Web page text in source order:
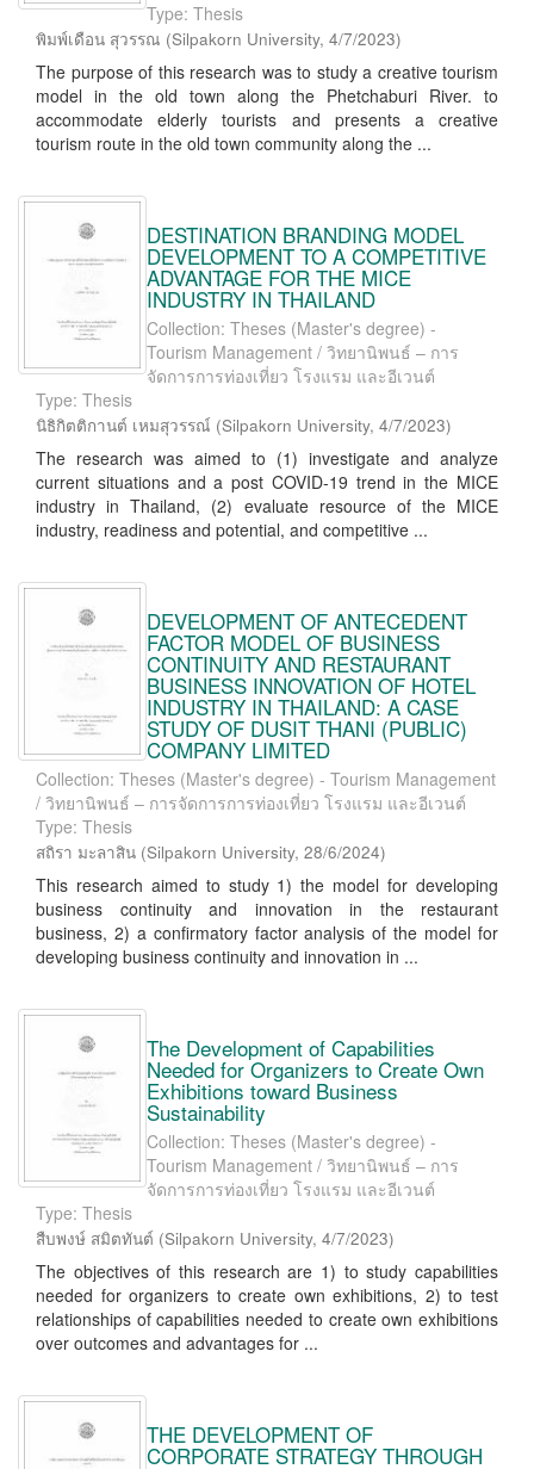
Type: Thesis
พิมพ์เดือน สุวรรณ (Silpakorn University, 4/7/2023)
The purpose of this research was to study a creative tourism
model in the old town along the Phetchaburi River. to
accommodate elderly tourists and presents a creative
tourism route in the old town community along the ...
DESTINATION BRANDING MODEL
DEVELOPMENT TO A COMPETITIVE
ADVANTAGE FOR THE MICE
INDUSTRY IN THAILAND
Collection: Theses (Master's degree) -
Tourism Management / วิทยานิพนธ์ – การ
จัดการการท่องเที่ยว โรงแรม และอีเวนต์
Type: Thesis
นิธิกิตติกานต์ เหมสุวรรณ์ (Silpakorn University, 4/7/2023)
The research was aimed to (1) investigate and analyze
current situations and a post COVID-19 trend in the MICE
industry in Thailand, (2) evaluate resource of the MICE
industry, readiness and potential, and competitive ...
DEVELOPMENT OF ANTECEDENT
FACTOR MODEL OF BUSINESS
CONTINUITY AND RESTAURANT
BUSINESS INNOVATION OF HOTEL
INDUSTRY IN THAILAND: A CASE
STUDY OF DUSIT THANI (PUBLIC)
COMPANY LIMITED
Collection: Theses (Master's degree) - Tourism Management
/ วิทยานิพนธ์ – การจัดการการท่องเที่ยว โรงแรม และอีเวนต์
Type: Thesis
สถิรา มะลาสิน (Silpakorn University, 28/6/2024)
This research aimed to study 1) the model for developing
business continuity and innovation in the restaurant
business, 2) a confirmatory factor analysis of the model for
developing business continuity and innovation in ...
The Development of Capabilities
Needed for Organizers to Create Own
Exhibitions toward Business
Sustainability
Collection: Theses (Master's degree) -
Tourism Management / วิทยานิพนธ์ – การ
จัดการการท่องเที่ยว โรงแรม และอีเวนต์
Type: Thesis
สืบพงษ์ สมิตทันต์ (Silpakorn University, 4/7/2023)
The objectives of this research are 1) to study capabilities
needed for organizers to create own exhibitions, 2) to test
relationships of capabilities needed to create own exhibitions
over outcomes and advantages for ...
THE DEVELOPMENT OF
CORPORATE STRATEGY THROUGH